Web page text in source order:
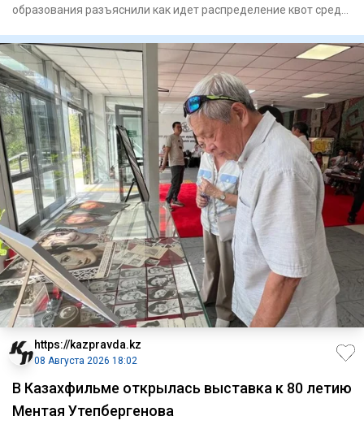
образования разъяснили как идет распределение квот среди
https://kazpravda.kz
08 Августа 2026 18:02
В Казахфильме открылась выставка к 80 летию
Ментая Утепбергенова